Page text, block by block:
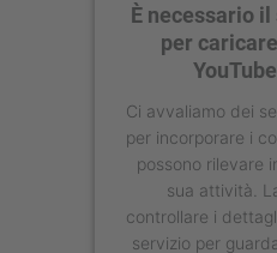
È necessario
per
Ci avvaliamo dei
per incorporare i
possono rilevare
sua attività.
controllare i
servizio per